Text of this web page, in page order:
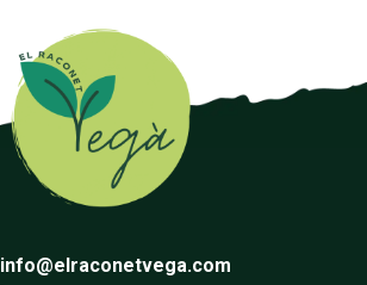
info@elraconetvega.com